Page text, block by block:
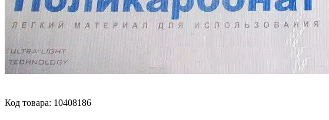
Код товара: 10408186